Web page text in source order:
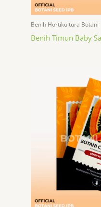
Benih Hortikultura Botani
Benih Timun Baby